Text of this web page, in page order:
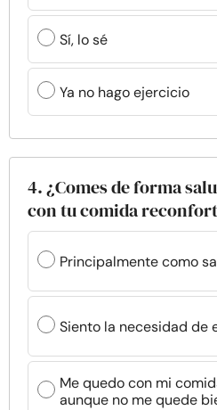
Sí, lo sé
Ya no hago ejercicio
4. ¿Comes de forma
con tu comida
Principalmente como
Siento la necesidad de
Me quedo con mi
aunque no me quede